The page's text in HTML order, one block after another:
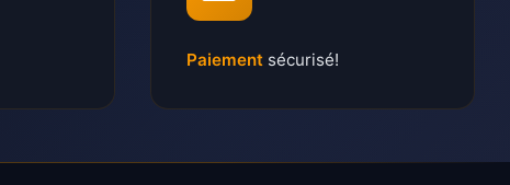
Paiement sécurisé!